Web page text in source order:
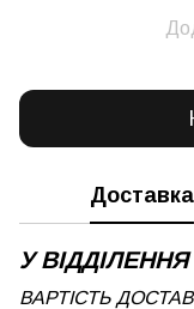
Доставка
У
ВАРТІСТЬ